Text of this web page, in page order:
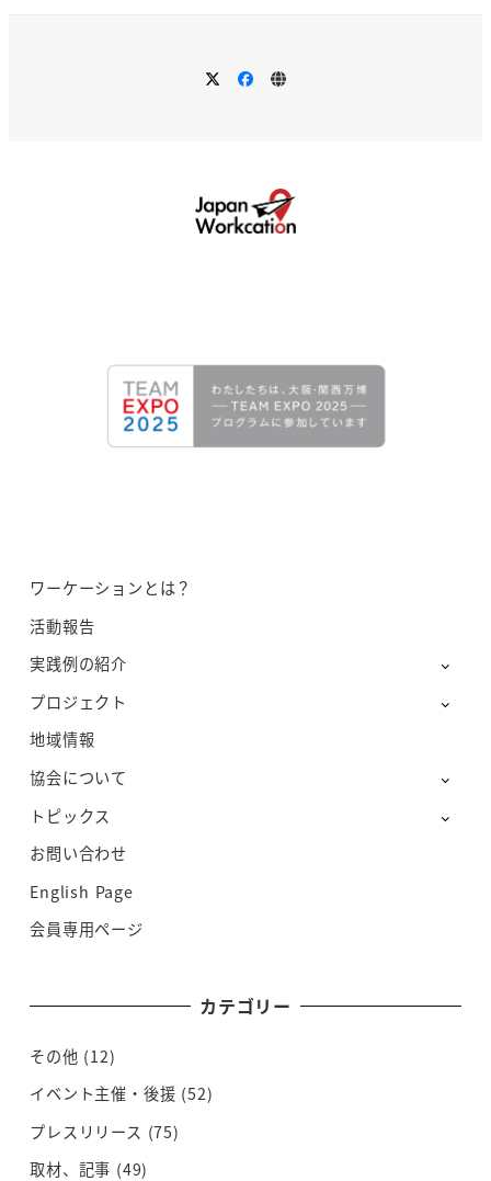
ワーケーションとは？
活動報告
実践例の紹介
プロジェクト
地域情報
協会について
トピックス
お問い合わせ
English Page
会員専用ページ
カテゴリー
その他 (12)
イベント主催・後援 (52)
プレスリリース (75)
取材、記事 (49)